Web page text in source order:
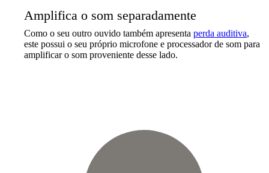
Amplifica o som separadamente
Como o seu outro ouvido também apresenta perda auditiva,
este possui o seu próprio microfone e processador de som para
amplificar o som proveniente desse lado.